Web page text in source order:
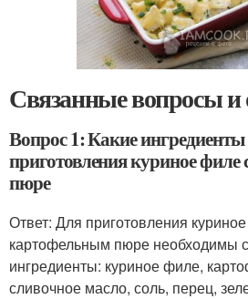
Связанные вопросы и
Вопрос 1: Какие
приготовления куриное
пюре
Ответ: Для приготовления
картофельным пюре необходимы
ингредиенты: куриное филе,
сливочное масло, соль, перец,